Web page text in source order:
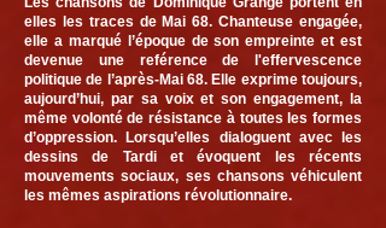
elles les traces de Mai 68. Chanteuse engagée,
elle a marqué l’époque de son empreinte et est
devenue une reférence de l'effervescence
politique de l’après-Mai 68. Elle exprime toujours,
aujourd’hui, par sa voix et son engagement, la
même volonté de résistance à toutes les formes
d’oppression. Lorsqu’elles dialoguent avec les
dessins de Tardi et évoquent les récents
mouvements sociaux, ses chansons véhiculent
les mêmes aspirations révolutionnaire.